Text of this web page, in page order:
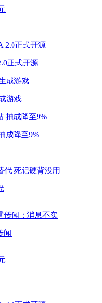
正式开源
游戏
成降至9%
闻